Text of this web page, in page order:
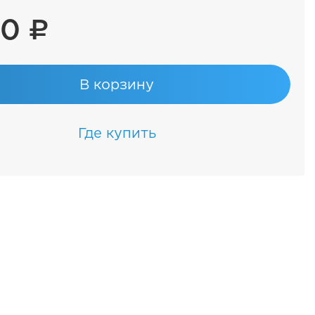
₽
В корзину
Где купить